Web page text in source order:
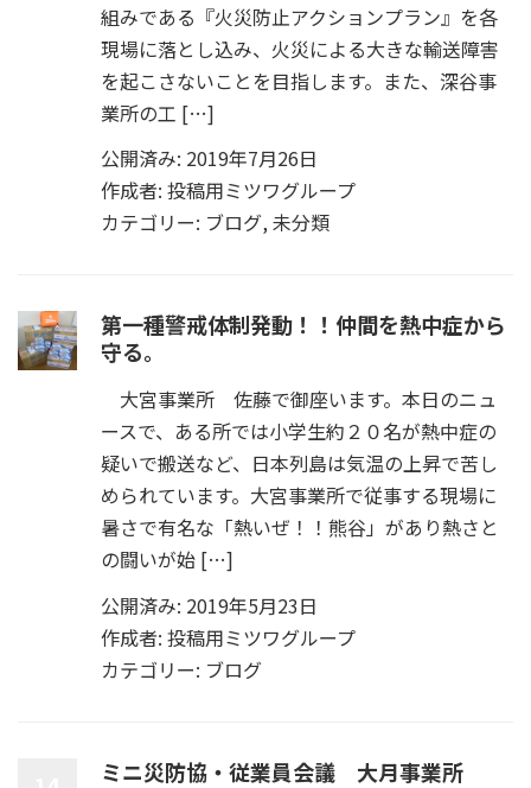
組みである『火災防止アクションプラン』を各
現場に落とし込み、火災による大きな輸送障害
を起こさないことを目指します。また、深谷事
業所の工 […]
公開済み: 2019年7月26日
作成者: 投稿用ミツワグループ
カテゴリー: ブログ,未分類
第一種警戒体制発動！！仲間を熱中症から
守る。
大宮事業所 佐藤で御座います。本日のニュ
ースで、ある所では小学生約２０名が熱中症の
疑いで搬送など、日本列島は気温の上昇で苦し
められています。大宮事業所で従事する現場に
暑さで有名な「熱いぜ！！熊谷」があり熱さと
の闘いが始 […]
公開済み: 2019年5月23日
作成者: 投稿用ミツワグループ
カテゴリー: ブログ
ミニ災防協・従業員会議 大月事業所